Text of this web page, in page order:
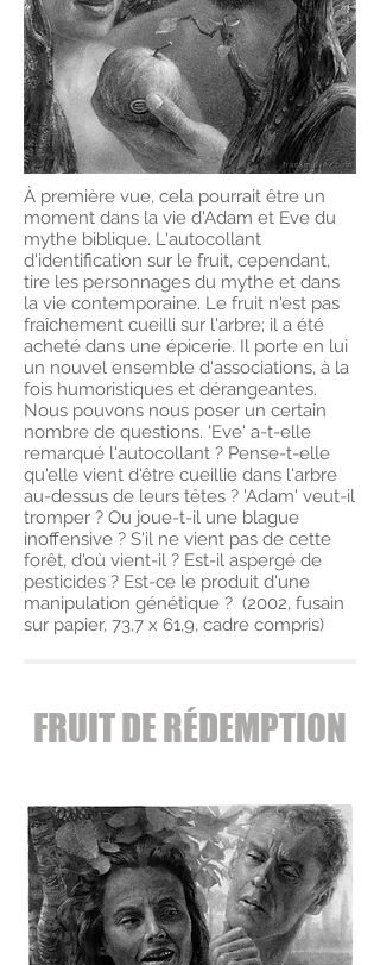
À première vue, cela pourrait être un
moment dans la vie d'Adam et Eve du
mythe biblique. L'autocollant
d'identification sur le fruit, cependant,
tire les personnages du mythe et dans
la vie contemporaine. Le fruit n'est pas
fraîchement cueilli sur l'arbre; il a été
acheté dans une épicerie. Il porte en lui
un nouvel ensemble d'associations, à la
fois humoristiques et dérangeantes.
Nous pouvons nous poser un certain
nombre de questions. 'Eve' a-t-elle
remarqué l'autocollant ? Pense-t-elle
qu'elle vient d'être cueillie dans l'arbre
au-dessus de leurs têtes ? 'Adam' veut-il
tromper ? Ou joue-t-il une blague
inoffensive ? S'il ne vient pas de cette
forêt, d'où vient-il ? Est-il aspergé de
pesticides ? Est-ce le produit d'une
manipulation génétique ? (2002, fusain
sur papier, 73,7 x 61,9, cadre compris)
FRUIT DE RÉDEMPTION